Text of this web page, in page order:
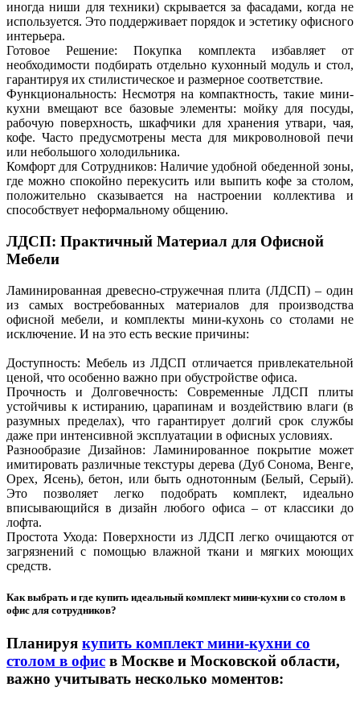
иногда ниши для техники) скрывается за фасадами, когда не
используется. Это поддерживает порядок и эстетику офисного
интерьера.
Готовое Решение: Покупка комплекта избавляет от
необходимости подбирать отдельно кухонный модуль и стол,
гарантируя их стилистическое и размерное соответствие.
Функциональность: Несмотря на компактность, такие мини-
кухни вмещают все базовые элементы: мойку для посуды,
рабочую поверхность, шкафчики для хранения утвари, чая,
кофе. Часто предусмотрены места для микроволновой печи
или небольшого холодильника.
Комфорт для Сотрудников: Наличие удобной обеденной зоны,
где можно спокойно перекусить или выпить кофе за столом,
положительно сказывается на настроении коллектива и
способствует неформальному общению.
ЛДСП: Практичный Материал для Офисной
Мебели
Ламинированная древесно-стружечная плита (ЛДСП) – один
из самых востребованных материалов для производства
офисной мебели, и комплекты мини-кухонь со столами не
исключение. И на это есть веские причины:
Доступность: Мебель из ЛДСП отличается привлекательной
ценой, что особенно важно при обустройстве офиса.
Прочность и Долговечность: Современные ЛДСП плиты
устойчивы к истиранию, царапинам и воздействию влаги (в
разумных пределах), что гарантирует долгий срок службы
даже при интенсивной эксплуатации в офисных условиях.
Разнообразие Дизайнов: Ламинированное покрытие может
имитировать различные текстуры дерева (Дуб Сонома, Венге,
Орех, Ясень), бетон, или быть однотонным (Белый, Серый).
Это позволяет легко подобрать комплект, идеально
вписывающийся в дизайн любого офиса – от классики до
лофта.
Простота Ухода: Поверхности из ЛДСП легко очищаются от
загрязнений с помощью влажной ткани и мягких моющих
средств.
Как выбрать и где купить идеальный комплект мини-кухни со столом в
офис для сотрудников?
Планируя купить комплект мини-кухни со
столом в офис в Москве и Московской области,
важно учитывать несколько моментов: